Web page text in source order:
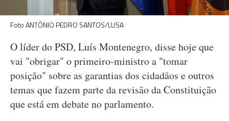
Foto ANTÓNIO PEDRO SANTOS/LUSA
O líder do PSD, Luís Montenegro, disse hoje que
vai "obrigar" o primeiro-ministro a "tomar
posição" sobre as garantias dos cidadãos e outros
temas que fazem parte da revisão da Constituição
que está em debate no parlamento.